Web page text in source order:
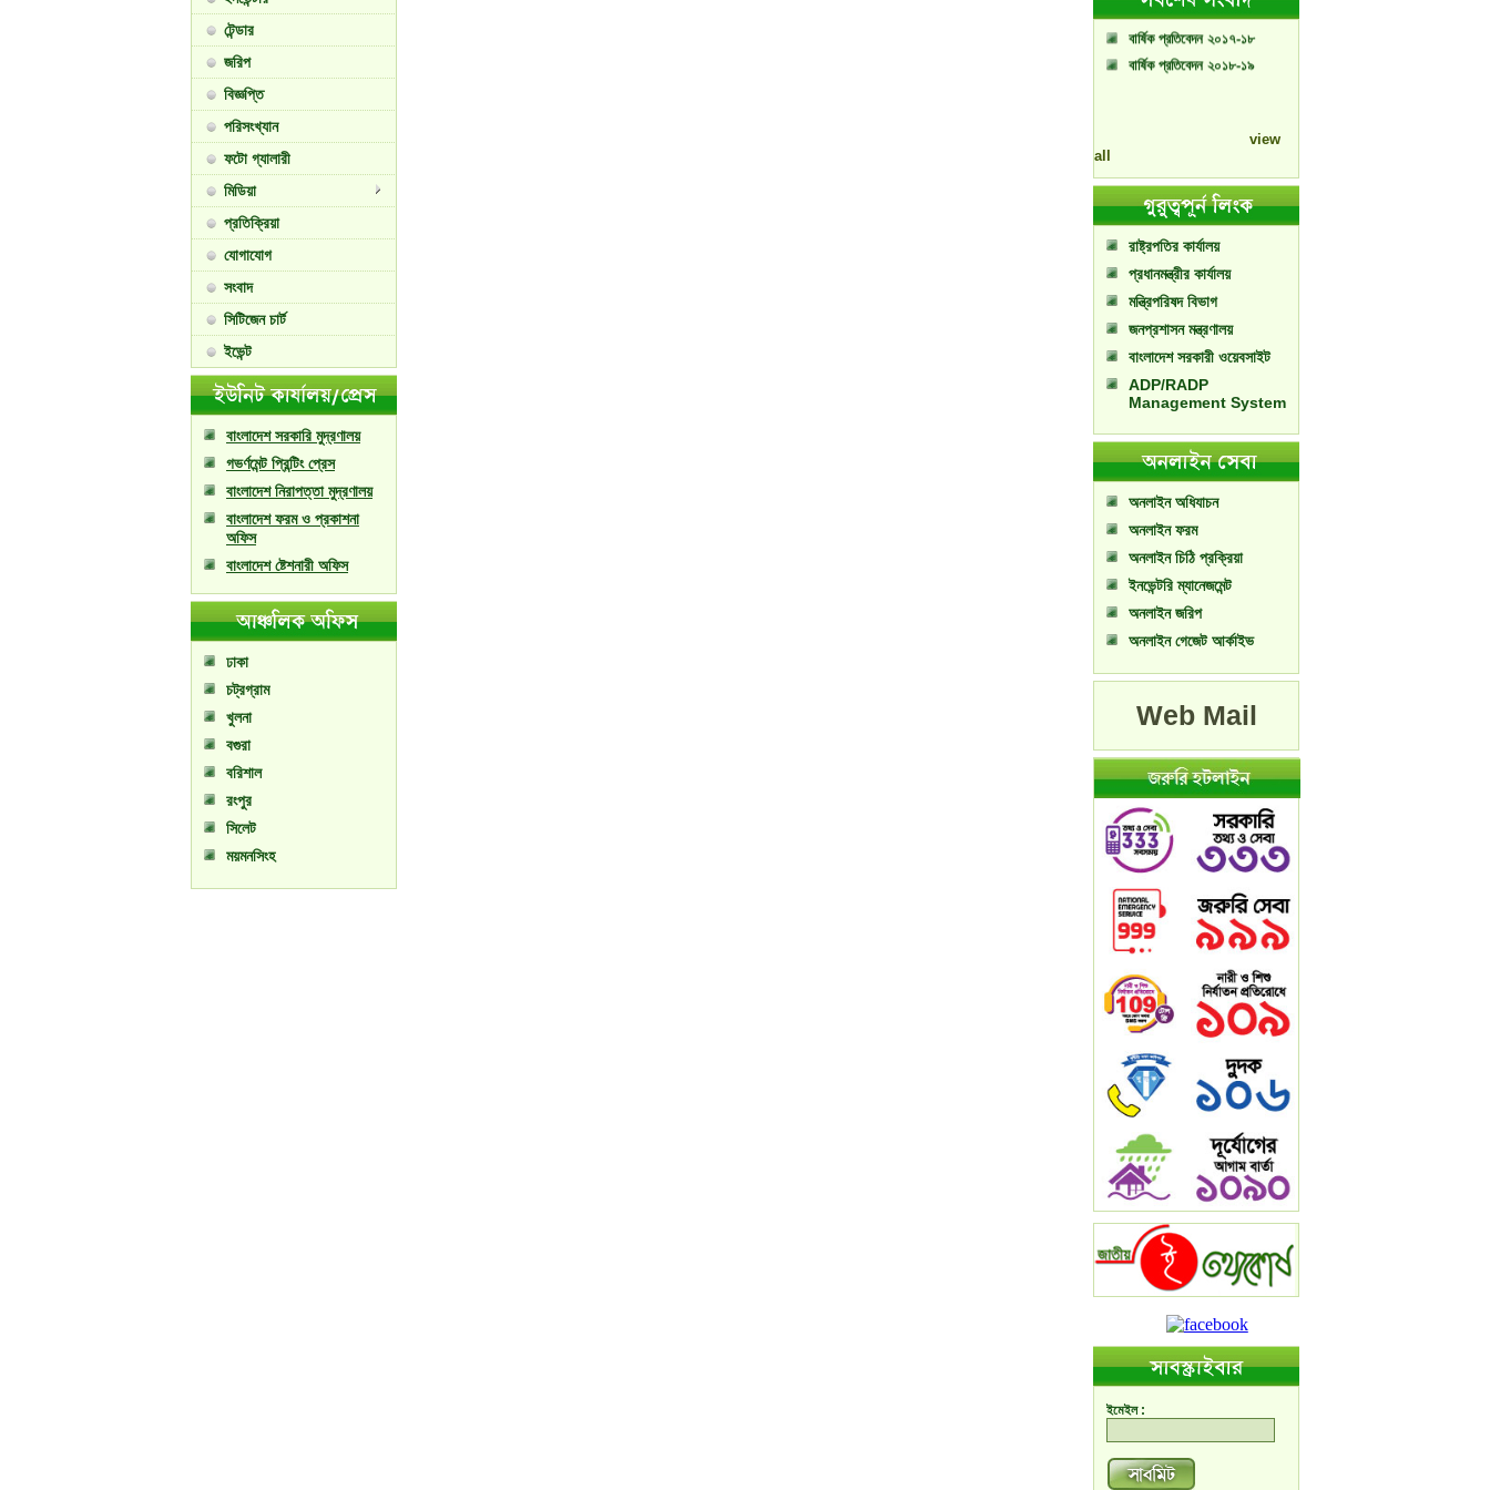
টেন্ডার
জরিপ
বিজ্ঞপ্তি
পরিসংখ্যান
ফটো গ্যালারী
মিডিয়া
প্রতিক্রিয়া
যোগাযোগ
সংবাদ
সিটিজেন চার্ট
ইভেন্ট
বাংলাদেশ সরকারি মুদ্রণালয়
গভর্ণমেন্ট প্রিন্টিং প্রেস
বাংলাদেশ নিরাপত্তা মুদ্রণালয়
বাংলাদেশ ফরম ও প্রকাশনা
অফিস
বাংলাদেশ ষ্টেশনারী অফিস
ঢাকা
চট্রগ্রাম
খুলনা
বগুরা
বরিশাল
রংপুর
সিলেট
ময়মনসিংহ
বার্ষিক প্রতিবেদন ২০১৭-১৮
বার্ষিক প্রতিবেদন ২০১৮-১৯
view
all
রাষ্ট্রপতির কার্যালয়
প্রধানমন্ত্রীর কার্যালয়
মন্ত্রিপরিষদ বিভাগ
জনপ্রশাসন মন্ত্রণালয়
বাংলাদেশ সরকারী ওয়েবসাইট
ADP/RADP
Management System
অনলাইন অধিযাচন
অনলাইন ফরম
অনলাইন চিঠি প্রক্রিয়া
ইনভেন্টরি ম্যানেজমেন্ট
অনলাইন জরিপ
অনলাইন গেজেট আর্কাইভ
Web Mail
ইমেইল :